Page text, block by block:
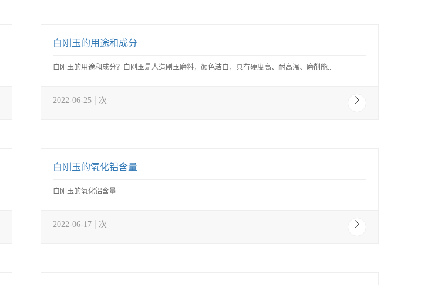
白刚玉的用途和成分
白刚玉的用途和成分？白刚玉是人造刚玉磨料，颜色洁白，具有硬度高、耐高温、磨削能..
2022-06-25 次
白刚玉的氧化铝含量
白刚玉的氧化铝含量
2022-06-17 次